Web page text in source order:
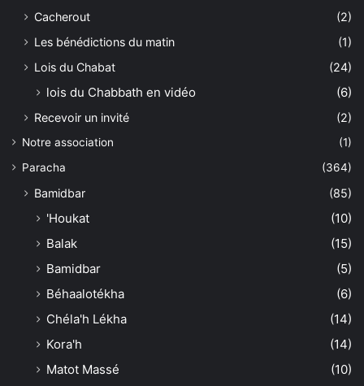
Cacherout
(2)
Les bénédictions du matin
(1)
Lois du Chabat
(24)
lois du Chabbath en vidéo (6)
Recevoir un invité (2)
Notre association
(1)
Paracha
(364)
Bamidbar (85)
'Houkat
(10)
Balak
(15)
Bamidbar
(5)
Béhaalotékha
(6)
Chéla'h Lékha
(14)
Kora'h
(14)
Matot Massé
(10)